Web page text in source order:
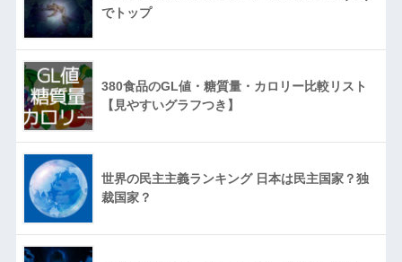
でトップ
380食品のGL値・糖質量・カロリー比較リスト
【見やすいグラフつき】
世界の民主主義ランキング 日本は民主国家？独
裁国家？